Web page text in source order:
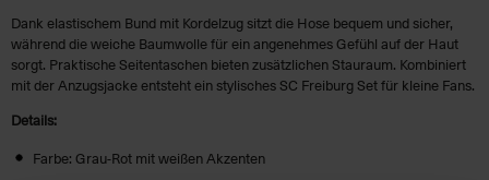
Dank elastischem Bund mit Kordelzug sitzt die Hose bequem und sicher,
während die weiche Baumwolle für ein angenehmes Gefühl auf der Haut
sorgt. Praktische Seitentaschen bieten zusätzlichen Stauraum. Kombiniert
mit der Anzugsjacke entsteht ein stylisches SC Freiburg Set für kleine Fans.
Details:
Farbe: Grau-Rot mit weißen Akzenten